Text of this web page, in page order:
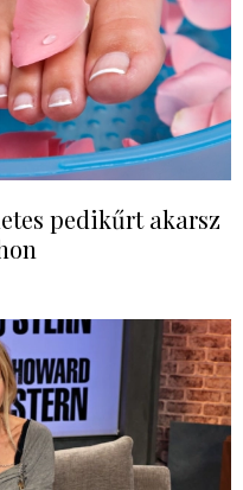
pedikűrt akarsz